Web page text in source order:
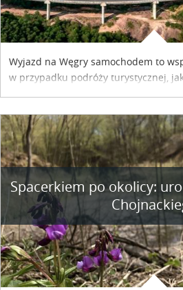
Wyjazd na Węgry samochodem to
w przypadku podróży turystycznej,
współpracy reklamowej z Hungary
Spacerkiem po okolicy: